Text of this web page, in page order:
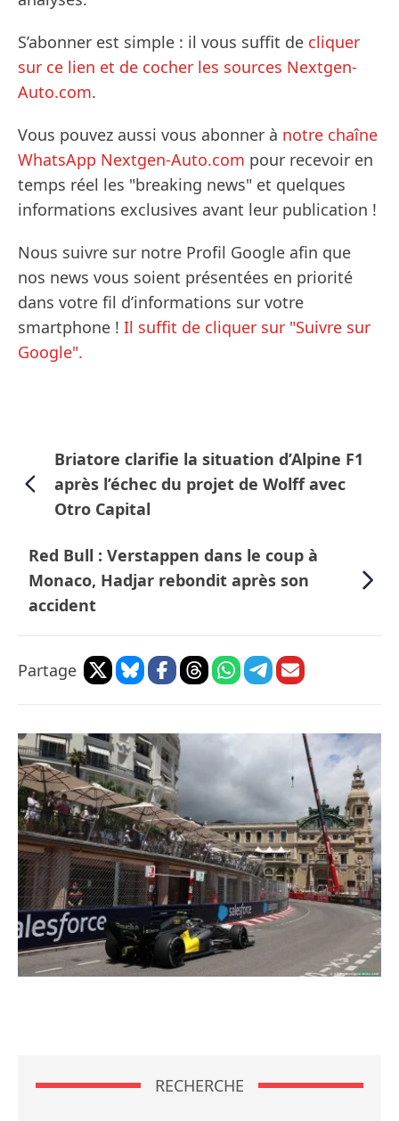
S’abonner est simple : il vous suffit de cliquer
sur ce lien et de cocher les sources Nextgen-
Auto.com.
Vous pouvez aussi vous abonner à notre chaîne
WhatsApp Nextgen-Auto.com pour recevoir en
temps réel les "breaking news" et quelques
informations exclusives avant leur publication !
Nous suivre sur notre Profil Google afin que
nos news vous soient présentées en priorité
dans votre fil d’informations sur votre
smartphone ! Il suffit de cliquer sur "Suivre sur
Google".
Briatore clarifie la situation d’Alpine F1
après l’échec du projet de Wolff avec
Otro Capital
Red Bull : Verstappen dans le coup à
Monaco, Hadjar rebondit après son
accident
Partage
RECHERCHE